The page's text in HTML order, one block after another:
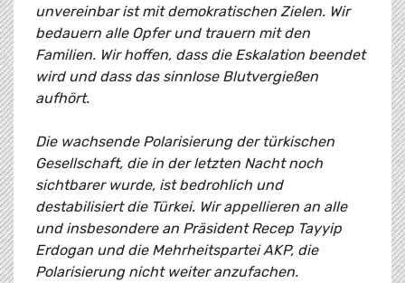
unvereinbar ist mit demokratischen Zielen. Wir
bedauern alle Opfer und trauern mit den
Familien. Wir hoffen, dass die Eskalation beendet
wird und dass das sinnlose Blutvergießen
aufhört.
Die wachsende Polarisierung der türkischen
Gesellschaft, die in der letzten Nacht noch
sichtbarer wurde, ist bedrohlich und
destabilisiert die Türkei. Wir appellieren an alle
und insbesondere an Präsident Recep Tayyip
Erdogan und die Mehrheitspartei AKP, die
Polarisierung nicht weiter anzufachen.